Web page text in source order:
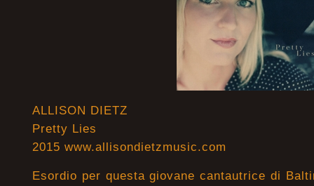
ALLISON DIETZ
Pretty Lies
2015 www.allisondietzmusic.com
Esordio per questa giovane cantautrice di